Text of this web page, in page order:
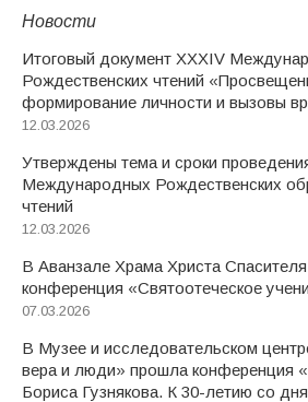
Новости
Итоговый документ XXХIV
Рождественских чтений
формирование личности и вызовы
12.03.2026
Утверждены тема и сроки
Международных Рождественских
чтений
12.03.2026
В Аванзале Храма Христа
конференция «Святоотеческое
07.03.2026
В Музее и исследовательском
вера и люди» прошла конференция
Бориса Гузнякова. К 30-летию со